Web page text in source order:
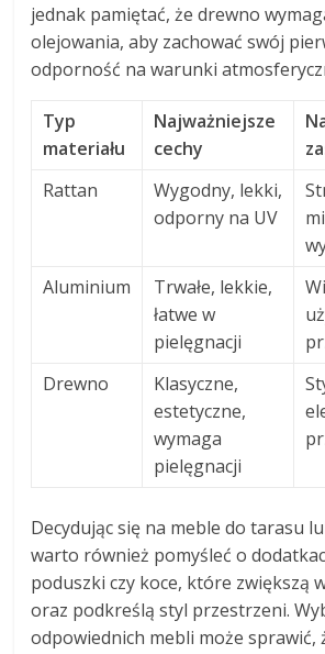
jednak pamiętać, że drewno
olejowania, aby zachować swój
odporność na warunki
Typ
materiału
Najważniejsze
cechy
Rattan
Wygodny, lekki,
odporny na UV
Aluminium
Trwałe, lekkie,
łatwe w
pielęgnacji
Drewno
Klasyczne,
estetyczne,
wymaga
pielęgnacji
Decydując się na meble do tarasu
warto również pomyśleć o
poduszki czy koce, które zwiększą
oraz podkreślą styl przestrzeni.
odpowiednich mebli może sprawić,